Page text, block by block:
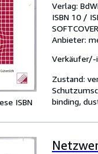
ISBN
Verlag:
ISBN 10 /
SOFTCOVER
Anbieter:
Verkäufer/-
Zustand:
binding,